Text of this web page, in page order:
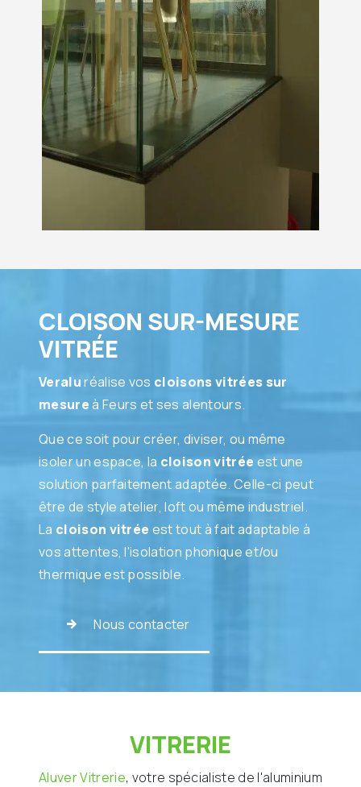
CLOISON SUR-MESURE
VITRÉE
Veraluréalise vos cloisons vitrées sur
mesureà Feurs et ses alentours.
Que ce soit pour créer, diviser, ou même
isoler un espace, la cloison vitrée est une
solution parfaitement adaptée. Celle-ci peut
être de style atelier, loft ou même industriel.
La cloison vitrée est tout à fait adaptable à
vos attentes, l'isolation phonique et/ou
thermique est possible.
Nous contacter
VITRERIE
Aluver Vitrerie, votre spécialiste de l'aluminium